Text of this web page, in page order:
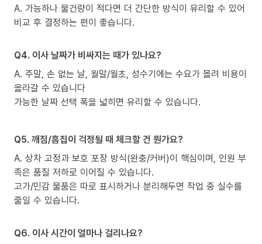
A. 가능하나 물건량이 적다면 더 간단한 방식이 유리할 수 있어
비교 후 결정하는 편이 좋습니다.
Q4. 이사 날짜가 비싸지는 때가 있나요?
A. 주말, 손 없는 날, 월말/월초, 성수기에는 수요가 몰려 비용이
올라갈 수 있습니다
가능한 날짜 선택 폭을 넓히면 유리할 수 있습니다.
Q5. 깨짐/흠집이 걱정될 때 체크할 건 뭔가요?
A. 상차 고정과 보호 포장 방식(완충/커버)이 핵심이며, 인원 부
족은 품질 저하로 이어질 수 있습니다.
고가/민감 물품은 따로 표시하거나 분리해두면 작업 중 실수를
줄일 수 있습니다.
Q6. 이사 시간이 얼마나 걸리나요?